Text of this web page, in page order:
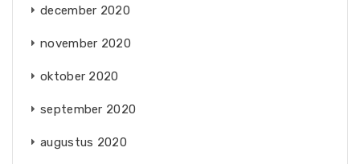
december 2020
november 2020
oktober 2020
september 2020
augustus 2020